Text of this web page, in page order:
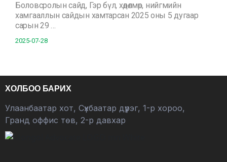
Боловсролын сайд, Гэр бүл, хөдөлмөр, нийгмийн
хамгааллын сайдын хамтарсан 2025 оны 5 дугаар
сарын 29 …
2025-07-28
ХОЛБОО БАРИХ
Улаанбаатар хот, Сүхбаатар дүүрэг, 1-р хороо,
Гранд оффис төв, 2-р давхар